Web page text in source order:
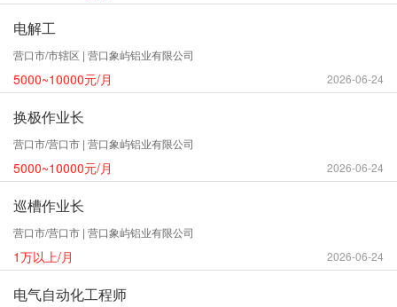
电解工
营口市/市辖区 | 营口象屿铝业有限公司
5000~10000元/月 2026-06-24
换极作业长
营口市/营口市 | 营口象屿铝业有限公司
5000~10000元/月 2026-06-24
巡槽作业长
营口市/营口市 | 营口象屿铝业有限公司
1万以上/月 2026-06-24
电气自动化工程师